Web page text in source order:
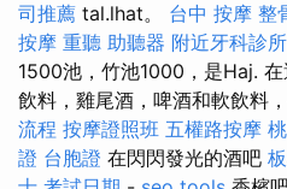
司推薦 tal.lhat。 台中 按摩 整
按摩 重聽 助聽器 附近牙科診所
1500池，竹池1000，是Haj.
飲料，雞尾酒，啤酒和軟飲料
流程 按摩證照班 五權路按摩
證 台胞證 在閃閃發光的酒吧